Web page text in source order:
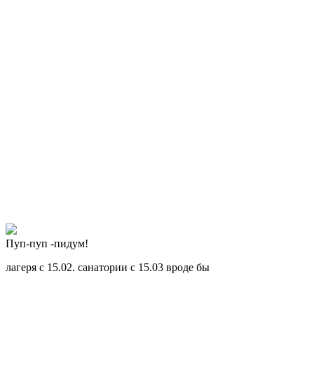
Пуп-пуп -пидум!
лагеря с 15.02. санатории с 15.03 вроде бы